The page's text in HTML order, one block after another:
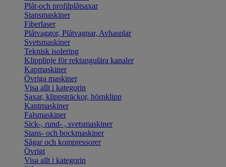
Plåt-och profilplåtsaxar
Stansmaskiner
Fiberlaser
Plåtvaggor, Plåtvagnar, Avhasplar
Svetsmaskiner
Teknisk isolering
Klipplinje för rektangulära kanaler
Kapmaskiner
Övriga maskiner
Visa allt i kategorin
Saxar, klippsträckor, hörnklipp
Kantmaskiner
Falsmaskiner
Sick-, rund- , svetsmaskiner
Stans- och bockmaskiner
Sågar och kompressorer
Övrigt
Visa allt i kategorin